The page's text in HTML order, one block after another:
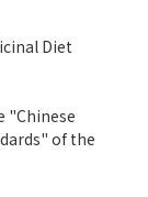
Diet
"Chinese
of the